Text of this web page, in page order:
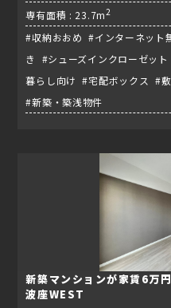
『松屋町駅』
専有面積 : 23.7m2
#収納おおめ #インターネッ
き #シューズインクローゼッ
暮らし向け #宅配ボックス #
#新築・築浅物件
新築マンションが家賃6万
波座WEST